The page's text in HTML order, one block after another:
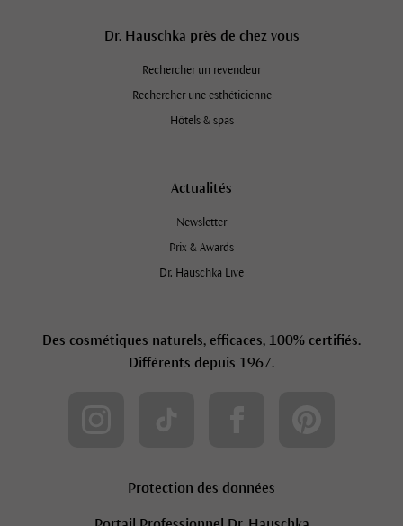
Dr. Hauschka près de chez vous
Rechercher un revendeur
Rechercher une esthéticienne
Hôtels & spas
Actualités
Newsletter
Prix & Awards
Dr. Hauschka Live
Des cosmétiques naturels, efficaces, 100% certifiés.
Différents depuis 1967.
Protection des données